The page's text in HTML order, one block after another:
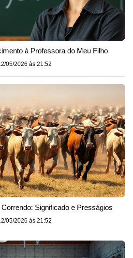
à Professora do Meu Filho
05/2026 às 21:52
Significado e Presságios
05/2026 às 21:52